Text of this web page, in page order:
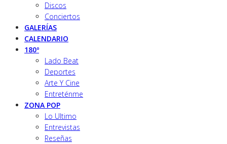
Discos
Conciertos
GALERÍAS
CALENDARIO
180º
Lado Beat
Deportes
Arte Y Cine
Entreténme
ZONA POP
Lo Ultimo
Entrevistas
Reseñas